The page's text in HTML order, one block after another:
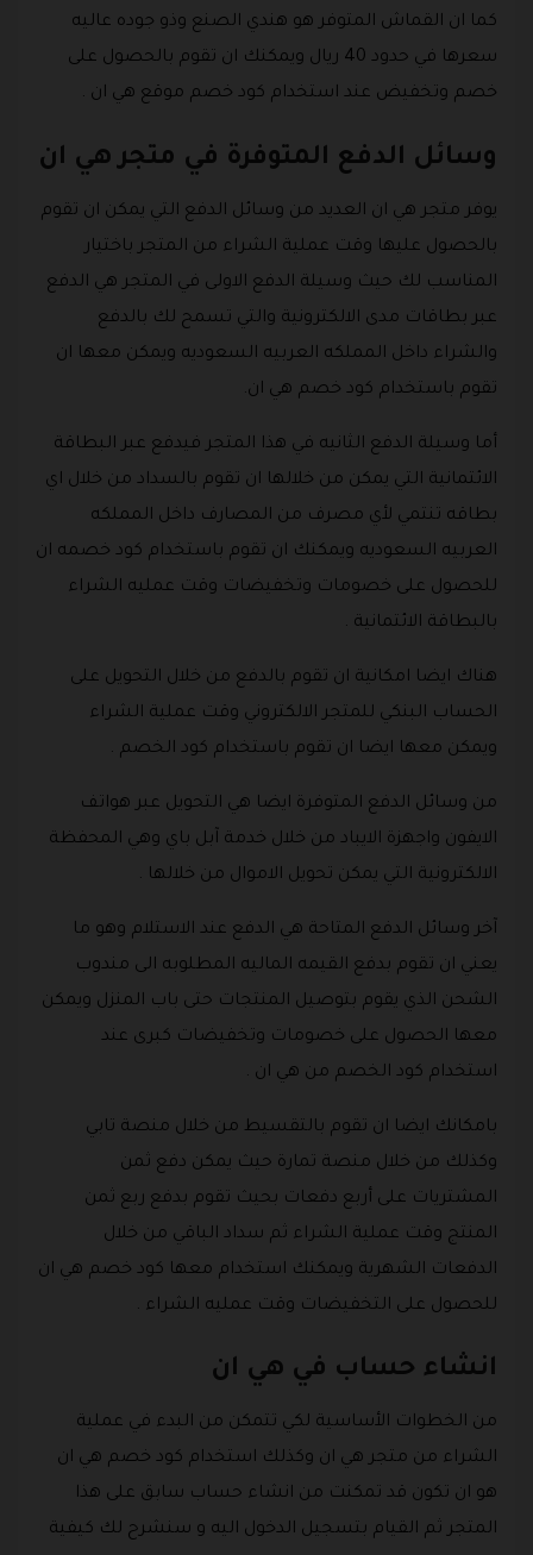
كما ان القماش المتوفر هو هندي الصنع وذو جوده عاليه
سعرها في حدود 40 ريال ويمكنك ان تقوم بالحصول على
خصم وتخفيض عند استخدام كود خصم موقع هي ان .
وسائل الدفع المتوفرة في متجر هي ان
يوفر متجر هي ان العديد من وسائل الدفع التي يمكن ان تقوم
بالحصول عليها وقت عملية الشراء من المتجر باختيار
المناسب لك حيث وسيلة الدفع الاولى في المتجر هي الدفع
عبر بطاقات مدى الالكترونية والتي تسمح لك بالدفع
والشراء داخل المملكه العربيه السعوديه ويمكن معها ان
تقوم باستخدام كود خصم هي ان.
أما وسيلة الدفع الثانيه في هذا المتجر فيدفع عبر البطاقة
الائتمانية التي يمكن من خلالها ان تقوم بالسداد من خلال اي
بطاقه تنتمي لأي مصرف من المصارف داخل المملكه
العربيه السعوديه ويمكنك ان تقوم باستخدام كود خصمه ان
للحصول على خصومات وتخفيضات وقت عمليه الشراء
بالبطاقة الائتمانية .
هناك ايضا امكانية ان تقوم بالدفع من خلال التحويل على
الحساب البنكي للمتجر الالكتروني وقت عملية الشراء
ويمكن معها ايضا ان تقوم باستخدام كود الخصم .
من وسائل الدفع المتوفرة ايضا هي التحويل عبر هواتف
الايفون واجهزة الايباد من خلال خدمة آبل باي وهي المحفظة
الالكترونية التي يمكن تحويل الاموال من خلالها .
آخر وسائل الدفع المتاحة هي الدفع عند الاستلام وهو ما
يعني ان تقوم بدفع القيمه الماليه المطلوبه الى مندوب
الشحن الذي يقوم بتوصيل المنتجات حتى باب المنزل ويمكن
معها الحصول على خصومات وتخفيضات كبرى عند
استخدام كود الخصم من هي ان .
بامكانك ايضا ان تقوم بالتقسيط من خلال منصة تابي
وكذلك من خلال منصة تمارة حيث يمكن دفع ثمن
المشتريات على أربع دفعات بحيث تقوم بدفع ربع ثمن
المنتج وقت عملية الشراء ثم سداد الباقي من خلال
الدفعات الشهرية ويمكنك استخدام معها كود خصم هي ان
للحصول على التخفيضات وقت عمليه الشراء .
انشاء حساب في هي ان
من الخطوات الأساسية لكي تتمكن من البدء في عملية
الشراء من متجر هي ان وكذلك استخدام كود خصم هي ان
هو ان تكون قد تمكنت من انشاء حساب سابق على هذا
المتجر ثم القيام بتسجيل الدخول اليه و سنشرح لك كيفية